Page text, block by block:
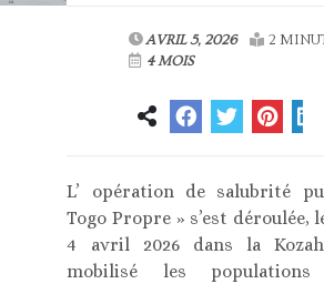
AVRIL 5, 2026
2
4 MOIS
L’ opération de salubrité
Togo Propre » s’est déroulée,
4 avril 2026 dans la
mobilisé les